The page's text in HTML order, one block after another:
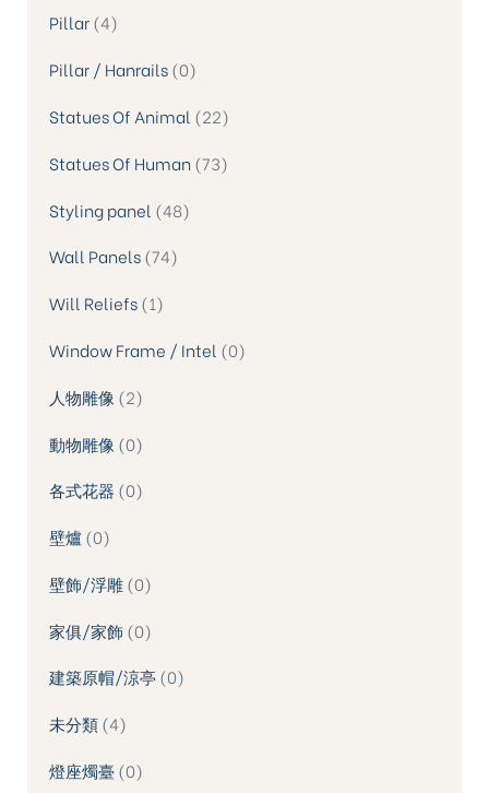
Pillar 4
Pillar / Hanrails 0
Statues Of Animal 22
Statues Of Human 73
Styling panel 48
Wall Panels 74
Will Reliefs 1
Window Frame / Intel 0
人物雕像 2
動物雕像 0
各式花器 0
壁爐 0
壁飾/浮雕 0
家俱/家飾 0
建築原帽/涼亭 0
未分類 4
燈座燭臺 0